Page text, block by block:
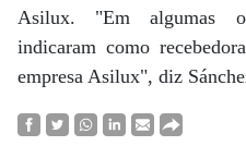
Asilux. "Em algumas
indicaram como
empresa Asilux", diz